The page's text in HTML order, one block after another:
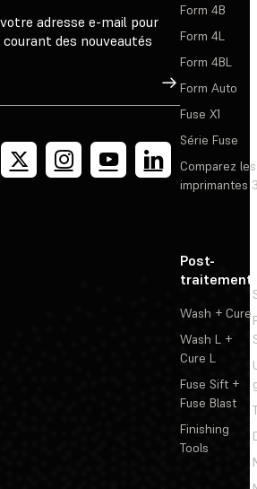
adresse e-mail pour
des nouveautés
Inscription
Form 4B
Form 4L
Form 4BL
Form Auto
Fuse X1
Série Fuse
Comparez les
imprimantes
Post-
traitement
Wash + Cure
Wash L +
Cure L
Fuse Sift +
Fuse Blast
Finishing
Tools